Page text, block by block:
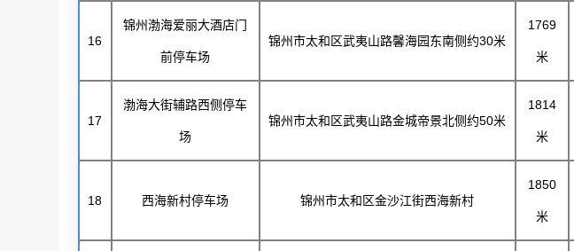
16
锦州渤海爱丽大酒店门
前停车场
锦州市太和区武夷山路馨海园东南侧约30米
1769
米
17
渤海大街辅路西侧停车
场
锦州市太和区武夷山路金城帝景北侧约50米
1814
米
18 西海新村停车场 锦州市太和区金沙江街西海新村
1850
米